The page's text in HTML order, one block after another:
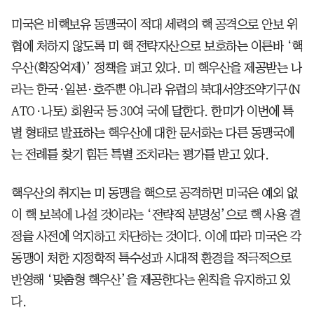
미국은 비핵보유 동맹국이 적대 세력의 핵 공격으로 안보 위
협에 처하지 않도록 미 핵 전략자산으로 보호하는 이른바 ‘핵
우산(확장억제)’ 정책을 펴고 있다. 미 핵우산을 제공받는 나
라는 한국·일본·호주뿐 아니라 유럽의 북대서양조약기구(N
ATO·나토) 회원국 등 30여 국에 달한다. 한미가 이번에 특
별 형태로 발표하는 핵우산에 대한 문서화는 다른 동맹국에
는 전례를 찾기 힘든 특별 조치라는 평가를 받고 있다.
핵우산의 취지는 미 동맹을 핵으로 공격하면 미국은 예외 없
이 핵 보복에 나설 것이라는 ‘전략적 분명성’으로 핵 사용 결
정을 사전에 억지하고 차단하는 것이다. 이에 따라 미국은 각
동맹이 처한 지정학적 특수성과 시대적 환경을 적극적으로
반영해 ‘맞춤형 핵우산’을 제공한다는 원칙을 유지하고 있
다.